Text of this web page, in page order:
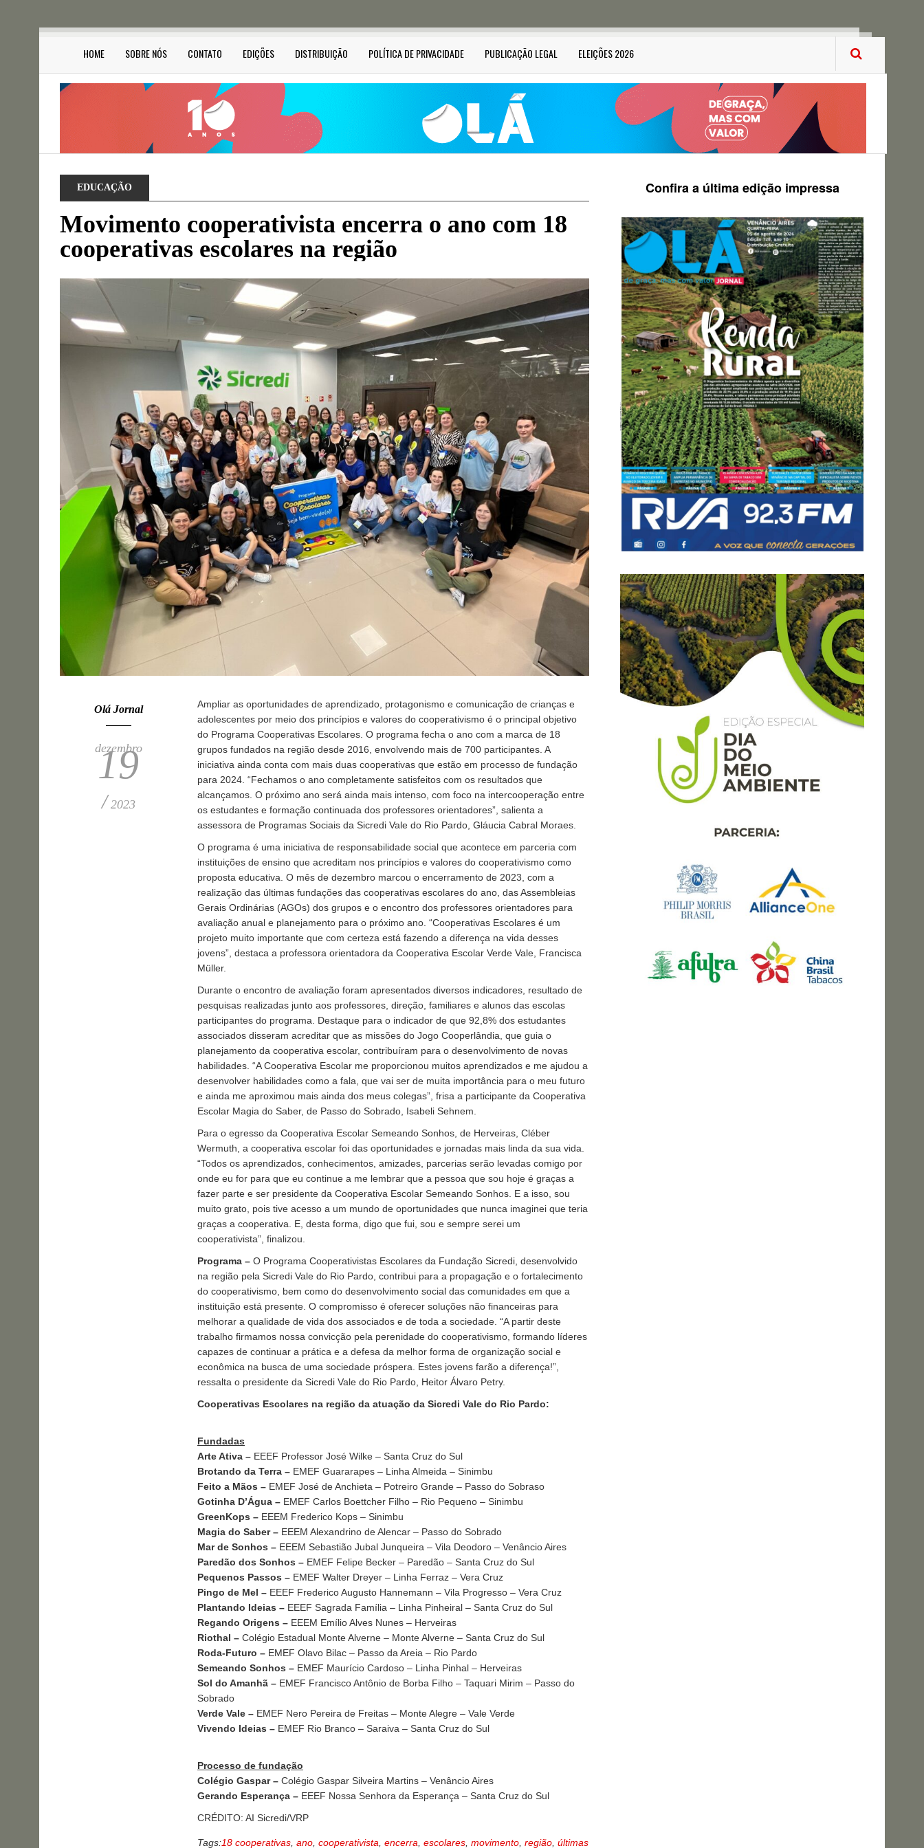
HOME SOBRE NÓS CONTATO EDIÇÕES DISTRIBUIÇÃO POLÍTICA DE PRIVACIDADE PUBLICAÇÃO LEGAL ELEIÇÕES 2026
EDUCAÇÃO
Movimento cooperativista encerra o ano com 18
cooperativas escolares na região
Olá Jornal
dezembro
19
/2023
Ampliar as oportunidades de aprendizado, protagonismo e comunicação de crianças e
adolescentes por meio dos princípios e valores do cooperativismo é o principal objetivo
do Programa Cooperativas Escolares. O programa fecha o ano com a marca de 18
grupos fundados na região desde 2016, envolvendo mais de 700 participantes. A
iniciativa ainda conta com mais duas cooperativas que estão em processo de fundação
para 2024. “Fechamos o ano completamente satisfeitos com os resultados que
alcançamos. O próximo ano será ainda mais intenso, com foco na intercooperação entre
os estudantes e formação continuada dos professores orientadores”, salienta a
assessora de Programas Sociais da Sicredi Vale do Rio Pardo, Gláucia Cabral Moraes.
O programa é uma iniciativa de responsabilidade social que acontece em parceria com
instituições de ensino que acreditam nos princípios e valores do cooperativismo como
proposta educativa. O mês de dezembro marcou o encerramento de 2023, com a
realização das últimas fundações das cooperativas escolares do ano, das Assembleias
Gerais Ordinárias (AGOs) dos grupos e o encontro dos professores orientadores para
avaliação anual e planejamento para o próximo ano. “Cooperativas Escolares é um
projeto muito importante que com certeza está fazendo a diferença na vida desses
jovens”, destaca a professora orientadora da Cooperativa Escolar Verde Vale, Francisca
Müller.
Durante o encontro de avaliação foram apresentados diversos indicadores, resultado de
pesquisas realizadas junto aos professores, direção, familiares e alunos das escolas
participantes do programa. Destaque para o indicador de que 92,8% dos estudantes
associados disseram acreditar que as missões do Jogo Cooperlândia, que guia o
planejamento da cooperativa escolar, contribuíram para o desenvolvimento de novas
habilidades. “A Cooperativa Escolar me proporcionou muitos aprendizados e me ajudou a
desenvolver habilidades como a fala, que vai ser de muita importância para o meu futuro
e ainda me aproximou mais ainda dos meus colegas”, frisa a participante da Cooperativa
Escolar Magia do Saber, de Passo do Sobrado, Isabeli Sehnem.
Para o egresso da Cooperativa Escolar Semeando Sonhos, de Herveiras, Cléber
Wermuth, a cooperativa escolar foi das oportunidades e jornadas mais linda da sua vida.
“Todos os aprendizados, conhecimentos, amizades, parcerias serão levadas comigo por
onde eu for para que eu continue a me lembrar que a pessoa que sou hoje é graças a
fazer parte e ser presidente da Cooperativa Escolar Semeando Sonhos. E a isso, sou
muito grato, pois tive acesso a um mundo de oportunidades que nunca imaginei que teria
graças a cooperativa. E, desta forma, digo que fui, sou e sempre serei um
cooperativista”, finalizou.
Programa – O Programa Cooperativistas Escolares da Fundação Sicredi, desenvolvido
na região pela Sicredi Vale do Rio Pardo, contribui para a propagação e o fortalecimento
do cooperativismo, bem como do desenvolvimento social das comunidades em que a
instituição está presente. O compromisso é oferecer soluções não financeiras para
melhorar a qualidade de vida dos associados e de toda a sociedade. “A partir deste
trabalho firmamos nossa convicção pela perenidade do cooperativismo, formando líderes
capazes de continuar a prática e a defesa da melhor forma de organização social e
econômica na busca de uma sociedade próspera. Estes jovens farão a diferença!”,
ressalta o presidente da Sicredi Vale do Rio Pardo, Heitor Álvaro Petry.
Cooperativas Escolares na região da atuação da Sicredi Vale do Rio Pardo:
Fundadas
Arte Ativa – EEEF Professor José Wilke – Santa Cruz do Sul
Brotando da Terra – EMEF Guararapes – Linha Almeida – Sinimbu
Feito a Mãos – EMEF José de Anchieta – Potreiro Grande – Passo do Sobraso
Gotinha D’Água – EMEF Carlos Boettcher Filho – Rio Pequeno – Sinimbu
GreenKops – EEEM Frederico Kops – Sinimbu
Magia do Saber – EEEM Alexandrino de Alencar – Passo do Sobrado
Mar de Sonhos – EEEM Sebastião Jubal Junqueira – Vila Deodoro – Venâncio Aires
Paredão dos Sonhos – EMEF Felipe Becker – Paredão – Santa Cruz do Sul
Pequenos Passos – EMEF Walter Dreyer – Linha Ferraz – Vera Cruz
Pingo de Mel – EEEF Frederico Augusto Hannemann – Vila Progresso – Vera Cruz
Plantando Ideias – EEEF Sagrada Família – Linha Pinheiral – Santa Cruz do Sul
Regando Origens – EEEM Emílio Alves Nunes – Herveiras
Riothal – Colégio Estadual Monte Alverne – Monte Alverne – Santa Cruz do Sul
Roda-Futuro – EMEF Olavo Bilac – Passo da Areia – Rio Pardo
Semeando Sonhos – EMEF Maurício Cardoso – Linha Pinhal – Herveiras
Sol do Amanhã – EMEF Francisco Antônio de Borba Filho – Taquari Mirim – Passo do
Sobrado
Verde Vale – EMEF Nero Pereira de Freitas – Monte Alegre – Vale Verde
Vivendo Ideias – EMEF Rio Branco – Saraiva – Santa Cruz do Sul
Processo de fundação
Colégio Gaspar – Colégio Gaspar Silveira Martins – Venâncio Aires
Gerando Esperança – EEEF Nossa Senhora da Esperança – Santa Cruz do Sul
CRÉDITO: AI Sicredi/VRP
Tags:18 cooperativas ano cooperativista encerra escolares movimento região últimas
Confira a última edição impressa